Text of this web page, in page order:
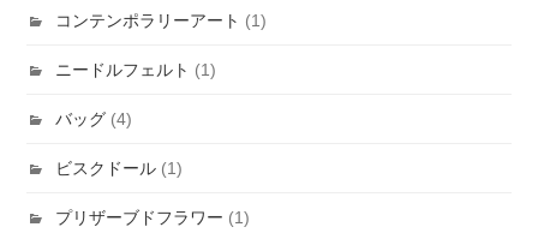
コンテンポラリーアート (1)
ニードルフェルト (1)
バッグ (4)
ビスクドール (1)
プリザーブドフラワー (1)